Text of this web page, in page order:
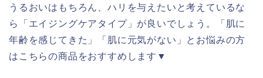
うるおいはもちろん、ハリを与えたいと考えているな
ら「エイジングケアタイプ」が良いでしょう。「肌に
年齢を感じてきた」「肌に元気がない」とお悩みの方
はこちらの商品をおすすめします▼